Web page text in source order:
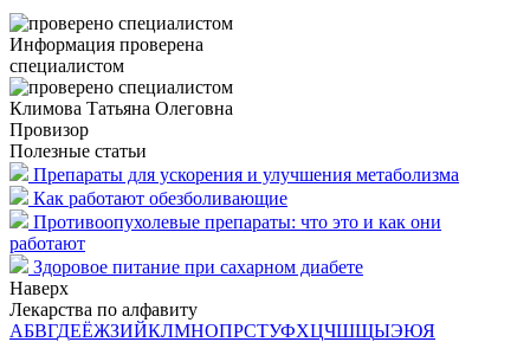
Информация проверена
специалистом
Климова Татьяна Олеговна
Провизор
Полезные статьи
Препараты для ускорения и улучшения метаболизма
Как работают обезболивающие
Противоопухолевые препараты: что это и как они
работают
Здоровое питание при сахарном диабете
Наверх
Лекарства по алфавиту
АБВГДЕЁЖЗИЙКЛМНОПРСТУФХЦЧШЩЫЭЮЯ